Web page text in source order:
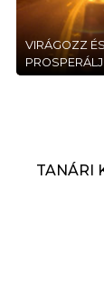
VIRÁGOZZ ÉS
PROSPERÁLJ!
TANÁRI